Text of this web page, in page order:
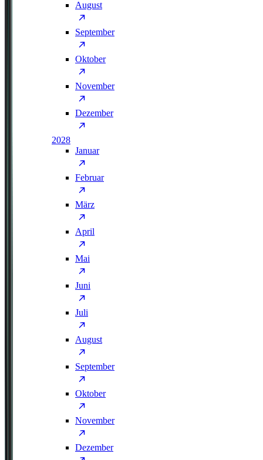
August
September
Oktober
November
Dezember
2028
Januar
Februar
März
April
Mai
Juni
Juli
August
September
Oktober
November
Dezember